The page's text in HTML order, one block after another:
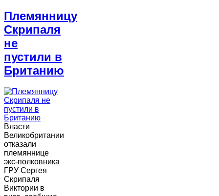
Племянницу
Скрипаля
не
пустили в
Британию
Власти
Великобритании
отказали
племяннице
экс-полковника
ГРУ Сергея
Скрипаля
Виктории в